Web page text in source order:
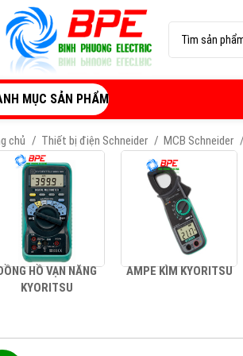
MỤC SẢN PHẨM
chủ Thiết bị điện Schneider MCB Schneider
HỒ VẠN NĂNG
KYORITSU
AMPE KÌM KYORITSU